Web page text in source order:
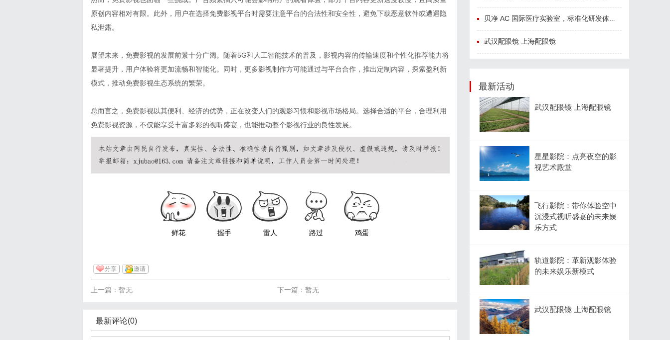
原创内容相对有限。此外，用户在选择免费影视平台时需要注意平台的合法性和安全性，避免下载恶意软件或遭遇隐
私泄露。
展望未来，免费影视的发展前景十分广阔。随着5G和人工智能技术的普及，影视内容的传输速度和个性化推荐能力将
显著提升，用户体验将更加流畅和智能化。同时，更多影视制作方可能通过与平台合作，推出定制内容，探索盈利新
模式，推动免费影视生态系统的繁荣。
总而言之，免费影视以其便利、经济的优势，正在改变人们的观影习惯和影视市场格局。选择合适的平台，合理利用
免费影视资源，不仅能享受丰富多彩的视听盛宴，也能推动整个影视行业的良性发展。
鲜花 握手 雷人 路过 鸡蛋
分享 邀请
下一篇：暂无
上一篇：暂无
最新评论(0)
贝净 AC 国际医疗实验室，标准化研发体系全解析
武汉配眼镜 上海配眼镜
最新活动
武汉配眼镜 上海配眼镜
星星影院：点亮夜空的影
视艺术殿堂
飞行影院：带你体验空中
沉浸式视听盛宴的未来娱
乐方式
轨道影院：革新观影体验
的未来娱乐新模式
武汉配眼镜 上海配眼镜